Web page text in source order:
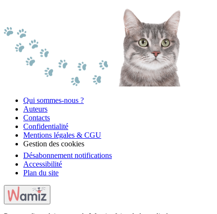
Qui sommes-nous ?
Auteurs
Contacts
Confidentialité
Mentions légales & CGU
Gestion des cookies
Désabonnement notifications
Accessibilité
Plan du site